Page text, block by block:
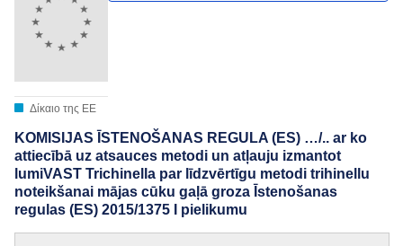
Δίκαιο της ΕΕ
KOMISIJAS ĪSTENOŠANAS REGULA (ES) …/.. ar ko
attiecībā uz atsauces metodi un atļauju izmantot
lumiVAST Trichinella par līdzvērtīgu metodi trihinellu
noteikšanai mājas cūku gaļā groza Īstenošanas
regulas (ES) 2015/1375 I pielikumu